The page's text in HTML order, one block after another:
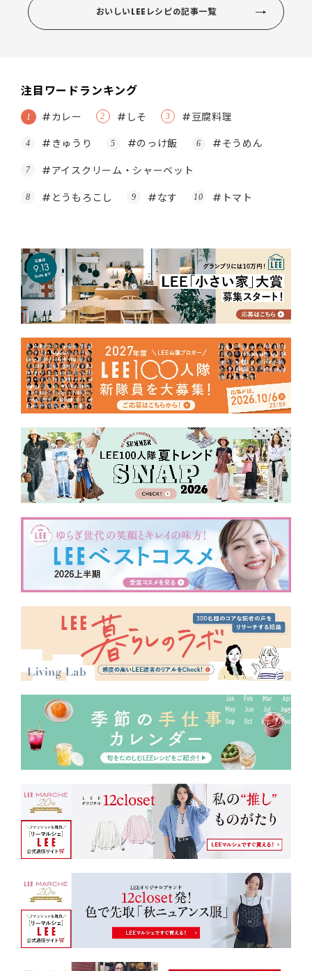
おいしいLEEレシピの記事一覧
注目ワードランキング
#カレー #しそ
#豆腐料理
#きゅうり
#のっけ飯
#そうめん
#アイスクリーム・シャーベット
#とうもろこし
#なす #トマト